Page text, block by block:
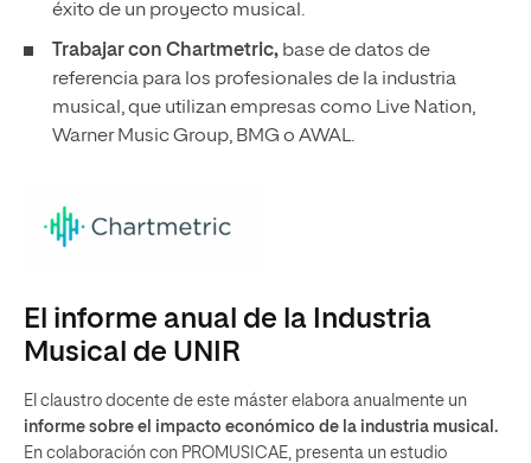
éxito de un proyecto musical.
Trabajar con Chartmetric, base de datos de
referencia para los profesionales de la industria
musical, que utilizan empresas como Live Nation,
Warner Music Group, BMG o AWAL.
El informe anual de la Industria
Musical de UNIR
El claustro docente de este máster elabora anualmente un
informe sobre el impacto económico de la industria musical.
En colaboración con PROMUSICAE, presenta un estudio